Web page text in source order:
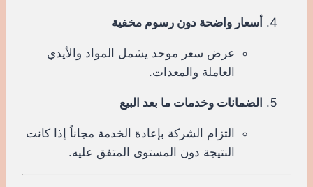
أسعار واضحة دون رسوم مخفية
عرض سعر موحد يشمل المواد والأيدي
العاملة والمعدات.
الضمانات وخدمات ما بعد البيع
التزام الشركة بإعادة الخدمة مجاناً إذا كانت
النتيجة دون المستوى المتفق عليه.